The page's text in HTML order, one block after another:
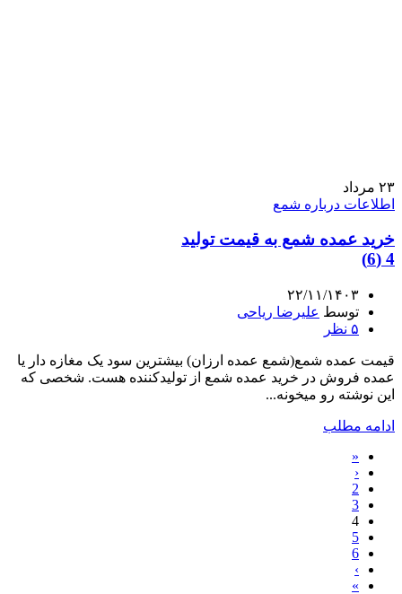
۲۳ مرداد
اطلاعات درباره شمع
خرید عمده شمع به قیمت تولید
4 (6)
۲۲/۱۱/۱۴۰۳
توسط علیرضا ریاحی
۵ نظر
قیمت عمده شمع(شمع عمده ارزان) بیشترین سود یک مغازه دار یا
عمده فروش در خرید عمده شمع از تولیدکننده هست. شخصی که
این نوشته رو میخونه...
ادامه مطلب
«
‹
2
3
4
5
6
›
»